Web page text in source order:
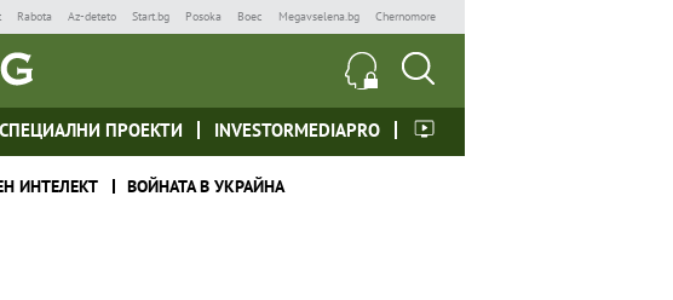
Rabota Az-deteto Start.bg Posoka Boec Megavselena.bg Chernomore
СПЕЦИАЛНИ ПРОЕКТИ INVESTORMEDIAPRO
ИНТЕЛЕКТ ВОЙНАТА В УКРАЙНА